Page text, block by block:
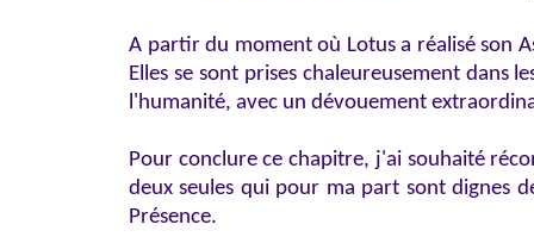
A partir du moment où Lotus a réalisé son
Elles se sont prises chaleureusement dans
l'humanité, avec un dévouement
Pour conclure ce chapitre, j'ai souhaité
deux seules qui pour ma part sont dignes
Présence.